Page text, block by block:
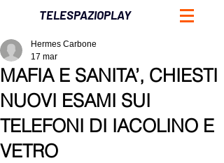
TELESPAZIOPLAY
MAFIA E SANITA’, CHIESTI
NUOVI ESAMI SUI
TELEFONI DI IACOLINO E
VETRO
Hermes Carbone
17 mar